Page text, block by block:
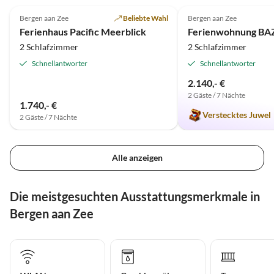
Bergen aan Zee Beliebte Wahl
Ferienhaus Pacific Meerblick
2 Schlafzimmer
Schnellantworter
1.740,- €
2 Gäste / 7 Nächte
Bergen aan Zee
Ferienwohnung
2 Schlafzimmer
Schnellantworter
2.140,- €
2 Gäste / 7 Nächte
Verstecktes Juwel
Alle anzeigen
Die meistgesuchten Ausstattungsmerkmale in
Bergen aan Zee